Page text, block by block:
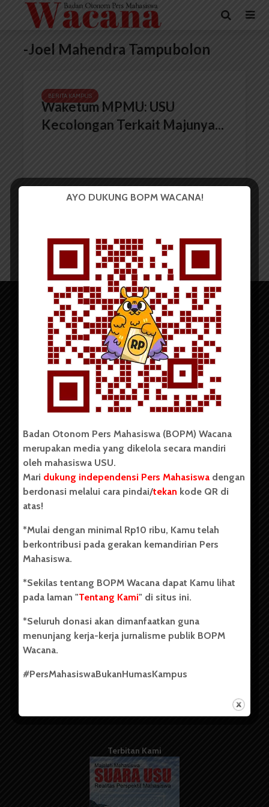
-Joel Mahendra Tampubolon
BERITA KAMPUS
Waketum MPMU: USU
Kecolongan Terkait Majunya...
Copyright © 2023. All rights reserved BOPM WACANA.
Badan Otonom Pers Mahasiswa (BOPM) Wacana merupakan
pers mahasiswa yang berdiri di luar kampus dan dikelola
secara mandiri oleh mahasiswa Universitas Sumatera Utara
(USU). Sebelumnya BOPM Wacana merupakan salah satu
Unit Kegiatan Mahasiswa (UKM) di Universitas Sumatera
berdiri pada 1 Juli 1995.
Kontribusi
Info Iklan
Pedoman Media Siber
Kode Etik Jurnalistik
Terbitan Kami
AYO DUKUNG BOPM WACANA!
Badan Otonom Pers Mahasiswa (BOPM) Wacana
merupakan media yang dikelola secara mandiri
oleh mahasiswa USU.
Mari dukung independensi Pers Mahasiswa dengan
berdonasi melalui cara pindai/tekan kode QR di
atas!
*Mulai dengan minimal Rp10 ribu, Kamu telah
berkontribusi pada gerakan kemandirian Pers
Mahasiswa.
*Sekilas tentang BOPM Wacana dapat Kamu lihat
pada laman "Tentang Kami" di situs ini.
*Seluruh donasi akan dimanfaatkan guna
menunjang kerja-kerja jurnalisme publik BOPM
Wacana.
#PersMahasiswaBukanHumasKampus